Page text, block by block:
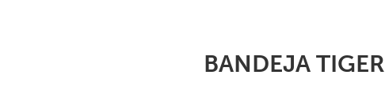
BANDEJA TIGER